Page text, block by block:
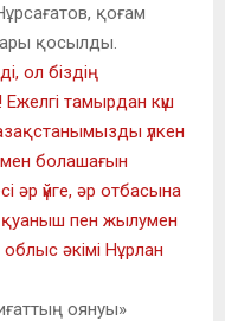
қоғам
қосылды.
ол біздің
тамырдан күш
үлкен
мен болашағын
үйге, әр отбасына
қуаныш пен жылумен
әкімі Нұрлан
оянуы»